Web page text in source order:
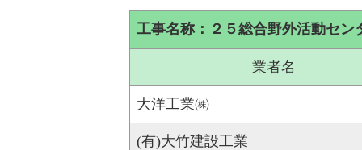
工事名称：２５総合野外活動セ
業者名
大洋工業㈱
(有)大竹建設工業